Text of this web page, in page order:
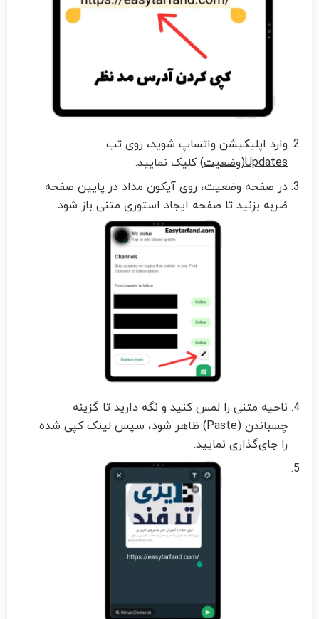
وارد اپلیکیشن واتساپ شوید، روی تب
Updates(وضعیت)
کلیک نمایید.
در صفحه وضعیت، روی آیکون مداد در پایین صفحه
ضربه بزنید تا صفحه ایجاد استوری متنی باز شود.
ناحیه متنی را لمس کنید و نگه دارید تا گزینه
چسباندن (Paste) ظاهر شود، سپس لینک کپی‌ شده
را جای‌گذاری نمایید.